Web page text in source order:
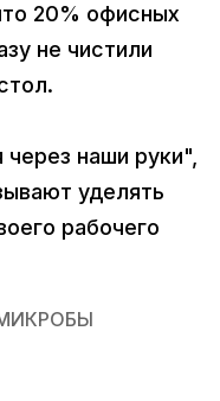
20% офисных
не чистили
наши руки",
уделять
рабочего